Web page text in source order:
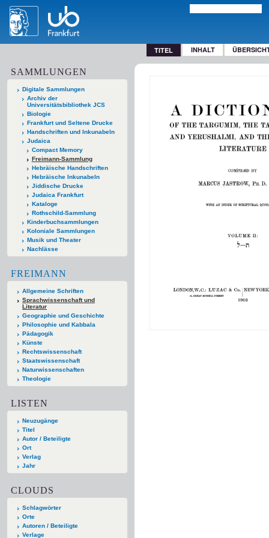
TITEL INHALT
SAMMLUNGEN
Digitale Sammlungen
Archiv der
Universitätsbibliothek JCS
Biologie
Frankfurt und Seltene Drucke
Handschriften und Inkunabeln
Judaica
Compact Memory
Freimann-Sammlung
Hebräische Handschriften
Hebräische Inkunabeln
Jiddische Drucke
Judaica Frankfurt
Kataloge
Rothschild-Sammlung
Kinderbuchsammlungen
Koloniale Sammlungen
Musik und Theater
Nachlässe
FREIMANN
Allgemeine Schriften
Sprachwissenschaft und
Literatur
Geographie und Geschichte
Philosophie und Kabbala
Pädagogik
Künste
Rechtswissenschaft
Staatswissenschaft
Naturwissenschaften
Theologie
LISTEN
Neuzugänge
Titel
Autor / Beteiligte
Ort
Verlag
Jahr
CLOUDS
Schlagwörter
Orte
Autoren / Beteiligte
Verlage